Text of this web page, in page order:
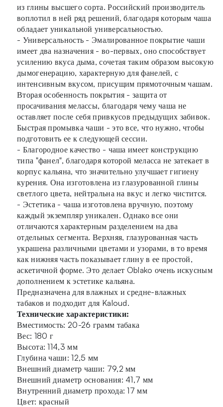
из глины высшего сорта. Российский производитель
воплотил в ней ряд решений, благодаря которым чаша
обладает уникальной универсальностью.
- Универсальность - Эмалированное покрытие чаши
имеет два назначения - во-первых, оно способствует
усилению вкуса дыма, сочетая таким образом высокую
дымогенерацию, характерную для фанелей, с
интенсивным вкусом, присущим прямоточным чашам.
Вторая особенность покрытия - защита от
просачивания мелассы, благодаря чему чаша не
оставляет после себя привкусов предыдущих забивок.
Быстрая промывка чаши - это все, что нужно, чтобы
подготовить ее к следующей сессии.
- Благородное качество - чаша имеет конструкцию
типа "фанел", благодаря которой меласса не затекает в
корпус кальяна, что значительно улучшает гигиену
курения. Она изготовлена из глазурованной глины
светлого цвета, нейтральна на вкус и легко чистится.
- Эстетика - чаша изготовлена вручную, поэтому
каждый экземпляр уникален. Однако все они
отличаются характерным разделением на два
отдельных сегмента. Верхняя, глазурованная часть
украшена различными цветами и узорами, в то время
как нижняя часть показывает глину в ее простой,
аскетичной форме. Это делает Oblako очень искусным
дополнением к эстетике кальяна.
Предназначена для влажных и средне-влажных
табаков и подходит для Kaloud.
Технические характеристики:
Вместимость: 20-26 грамм табака
Вес: 180 г
Высота: 114,3 мм
Глубина чаши: 12,5 мм
Внешний диаметр чаши: 79,2 мм
Внешний диаметр основания: 41,7 мм
Внутренний диаметр прохода: 17 мм
Цвет: красный